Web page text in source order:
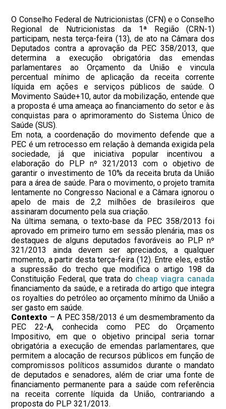
O Conselho Federal de Nutricionistas (CFN) e o Conselho
Regional de Nutricionistas da 1ª Região (CRN-1)
participam, nesta terça-feira (13), de ato na Câmara dos
Deputados contra a aprovação da PEC 358/2013, que
determina a execução obrigatória das emendas
parlamentares ao Orçamento da União e vincula
percentual mínimo de aplicação da receita corrente
líquida em ações e serviços públicos de saúde. O
Movimento Saúde+10, autor da mobilização, entende que
a proposta é uma ameaça ao financiamento do setor e às
conquistas para o aprimoramento do Sistema Único de
Saúde (SUS).
Em nota, a coordenação do movimento defende que a
PEC é um retrocesso em relação à demanda exigida pela
sociedade, já que iniciativa popular incentivou a
elaboração do PLP nº 321/2013 com o objetivo de
garantir o investimento de 10% da receita bruta da União
para a área de saúde. Para o movimento, o projeto tramita
lentamente no Congresso Nacional e a Câmara ignorou o
apelo de mais de 2,2 milhões de brasileiros que
assinaram documento pela sua criação.
Na última semana, o texto-base da PEC 358/2013 foi
aprovado em primeiro turno em sessão plenária, mas os
destaques de alguns deputados favoráveis ao PLP nº
321/2013 ainda devem ser apreciados, a qualquer
momento, a partir desta terça-feira (12). Entre eles, estão
a supressão do trecho que modifica o artigo 198 da
Constituição Federal, que trata do cheap viagra canada
financiamento da saúde, e a retirada do artigo que integra
os royalties do petróleo ao orçamento mínimo da União a
ser gasto em saúde.
Contexto – A PEC 358/2013 é um desmembramento da
PEC 22-A, conhecida como PEC do Orçamento
Impositivo, em que o objetivo principal seria tornar
obrigatória a execução de emendas parlamentares, que
permitem a alocação de recursos públicos em função de
compromissos políticos assumidos durante o mandato
de deputados e senadores, além de criar uma fonte de
financiamento permanente para a saúde com referência
na receita corrente líquida da União, contrariando a
proposta do PLP 321/2013.